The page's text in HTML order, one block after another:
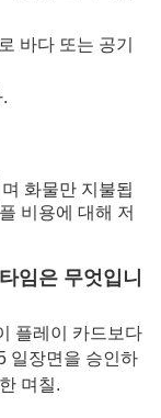
바다 또는 공기
화물만 지불됩
비용에 대해 저
임은 무엇입니
플레이 카드보다
일장면을 승인하
며칠.